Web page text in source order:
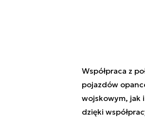
Współpraca z
pojazdów
wojskowym, jak
dzięki